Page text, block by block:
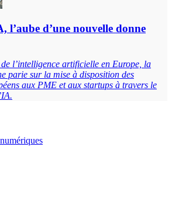
l’aube d’une nouvelle donne
l’intelligence artificielle en Europe, la
parie sur la mise à disposition des
aux PME et aux startups à travers le